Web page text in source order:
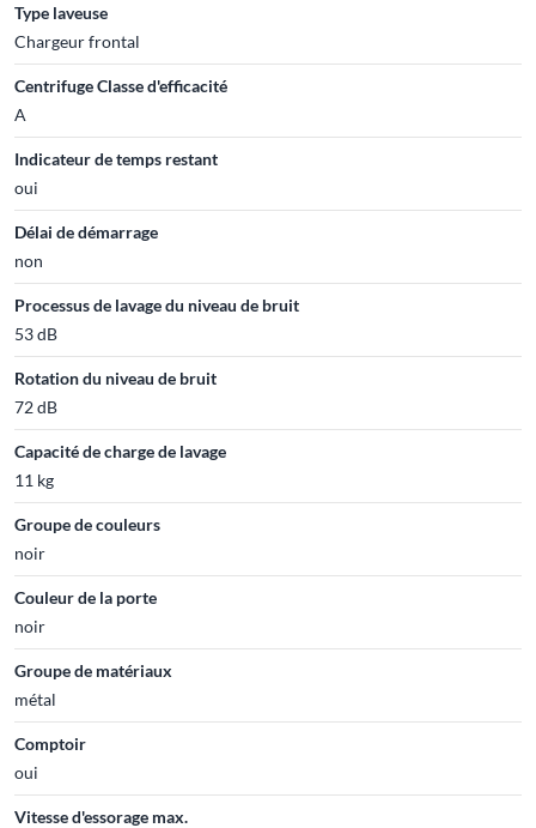
Type laveuse
Chargeur frontal
Centrifuge Classe d'efficacité
A
Indicateur de temps restant
oui
Délai de démarrage
non
Processus de lavage du niveau de bruit
53 dB
Rotation du niveau de bruit
72 dB
Capacité de charge de lavage
11 kg
Groupe de couleurs
noir
Couleur de la porte
noir
Groupe de matériaux
métal
Comptoir
oui
Vitesse d'essorage max.